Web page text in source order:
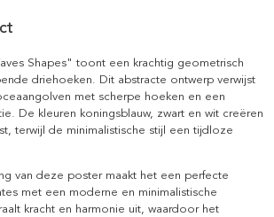
Shapes" toont een krachtig geometrisch
driehoeken. Dit abstracte ontwerp verwijst
met scherpe hoeken en een
De kleuren koningsblauw, zwart en wit creëren
terwijl de minimalistische stijl een tijdloze
van deze poster maakt het een perfecte
met een moderne en minimalistische
kracht en harmonie uit, waardoor het